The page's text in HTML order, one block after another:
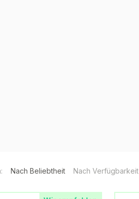
Nach Beliebtheit Nach Verfügbarkeit